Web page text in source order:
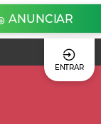
ENTRAR
ANUNCIAR